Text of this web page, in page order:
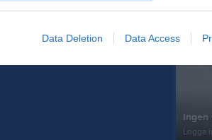
Data Deletion Data Access
Ingen
Logga